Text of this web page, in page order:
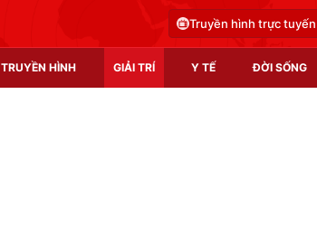
Truyền hình trực tuyến
TRUYỀN HÌNH GIẢI TRÍ Y TẾ ĐỜI SỐNG